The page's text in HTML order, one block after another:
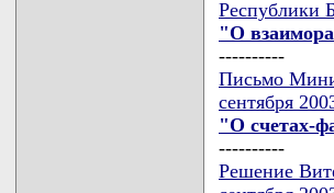
Республики
"О
----------
Письмо
сентября
"О счетах-
----------
Решение